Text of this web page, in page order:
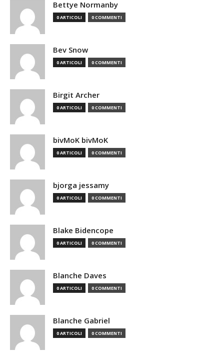
Bettye Normanby
0 ARTICOLI 0 COMMENTI
Bev Snow
0 ARTICOLI 0 COMMENTI
Birgit Archer
0 ARTICOLI 0 COMMENTI
bivMoK bivMoK
0 ARTICOLI 0 COMMENTI
bjorga jessamy
0 ARTICOLI 0 COMMENTI
Blake Bidencope
0 ARTICOLI 0 COMMENTI
Blanche Daves
0 ARTICOLI 0 COMMENTI
Blanche Gabriel
0 ARTICOLI 0 COMMENTI